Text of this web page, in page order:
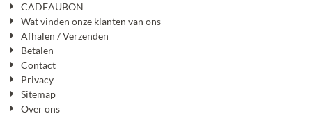
CADEAUBON
Wat vinden onze klanten van ons
Afhalen / Verzenden
Betalen
Contact
Privacy
Sitemap
Over ons